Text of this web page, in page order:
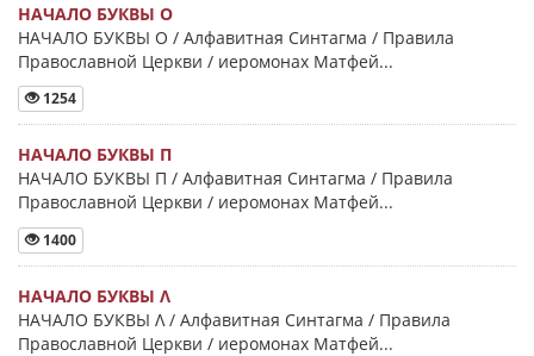
НАЧАЛО БУКВЫ Ο
НАЧАЛО БУКВЫ Ο / Алфавитная Синтагма / Правила
Православной Церкви / иеромонах Матфей...
1254
НАЧАЛО БУКВЫ Π
НАЧАЛО БУКВЫ Π / Алфавитная Синтагма / Правила
Православной Церкви / иеромонах Матфей...
1400
НАЧАЛО БУКВЫ Λ
НАЧАЛО БУКВЫ Λ / Алфавитная Синтагма / Правила
Православной Церкви / иеромонах Матфей...